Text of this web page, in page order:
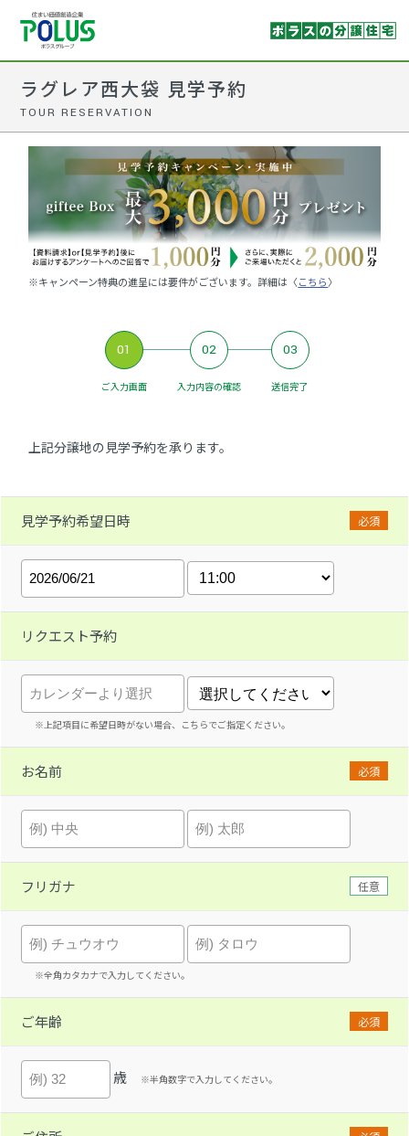
ラグレア西大袋 見学予約
TOUR RESERVATION
※キャンペーン特典の進呈には要件がございます。詳細は〈こちら〉
01
ご入力画面
02
入力内容の確認
03
送信完了
上記分譲地の見学予約を承ります。
見学予約希望日時 必須
リクエスト予約
※上記項目に希望日時がない場合、こちらでご指定ください。
お名前 必須
フリガナ 任意
※全角カタカナで入力してください。
ご年齢 必須
歳 ※半角数字で入力してください。